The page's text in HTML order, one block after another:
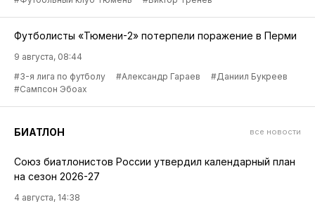
Футболисты «Тюмени-2» потерпели поражение в Перми
9 августа, 08:44
#3-я лига по футболу
#Александр Гараев
#Даниил Букреев
#Сампсон Эбоах
БИАТЛОН все новости
Союз биатлонистов России утвердил календарный план
на сезон 2026-27
4 августа, 14:38